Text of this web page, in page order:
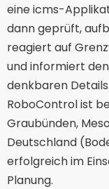
eine icms-
dann geprüft,
reagiert auf
und informiert
denkbaren Details.
RoboControl ist
Graubünden,
Deutschland
erfolgreich im
Planung.